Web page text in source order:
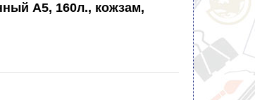
А5, 160л., кожзам,